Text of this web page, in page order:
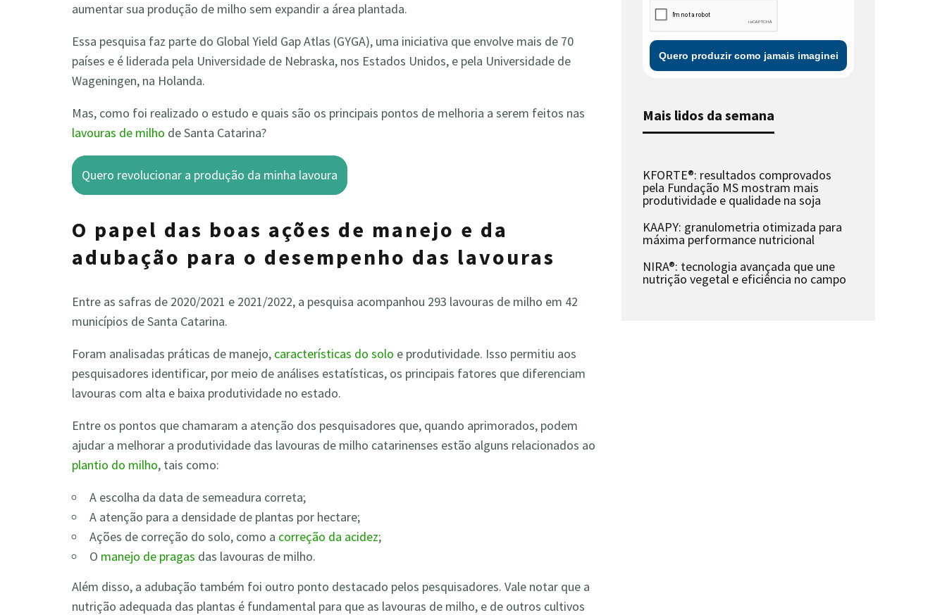
aumentar sua produção de milho sem expandir a área plantada.
Essa pesquisa faz parte do Global Yield Gap Atlas (GYGA), uma iniciativa que envolve mais de 70
países e é liderada pela Universidade de Nebraska, nos Estados Unidos, e pela Universidade de
Wageningen, na Holanda.
Mas, como foi realizado o estudo e quais são os principais pontos de melhoria a serem feitos nas
lavouras de milho de Santa Catarina?
Quero revolucionar a produção da minha lavoura
O papel das boas ações de manejo e da
adubação para o desempenho das lavouras
Entre as safras de 2020/2021 e 2021/2022, a pesquisa acompanhou 293 lavouras de milho em 42
municípios de Santa Catarina.
Foram analisadas práticas de manejo, características do solo e produtividade. Isso permitiu aos
pesquisadores identificar, por meio de análises estatísticas, os principais fatores que diferenciam
lavouras com alta e baixa produtividade no estado.
Entre os pontos que chamaram a atenção dos pesquisadores que, quando aprimorados, podem
ajudar a melhorar a produtividade das lavouras de milho catarinenses estão alguns relacionados ao
plantio do milho, tais como:
A escolha da data de semeadura correta;
A atenção para a densidade de plantas por hectare;
Ações de correção do solo, como a correção da acidez;
O manejo de pragas das lavouras de milho.
Além disso, a adubação também foi outro ponto destacado pelos pesquisadores. Vale notar que a
nutrição adequada das plantas é fundamental para que as lavouras de milho, e de outros cultivos
Mais lidos da semana
KFORTE®: resultados comprovados
pela Fundação MS mostram mais
produtividade e qualidade na soja
KAAPY: granulometria otimizada para
máxima performance nutricional
NIRA®: tecnologia avançada que une
nutrição vegetal e eficiência no campo